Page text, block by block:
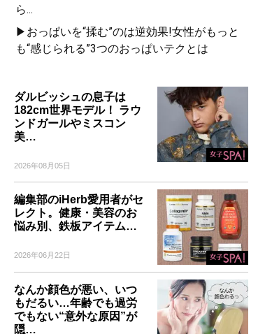
ら...
▶おっぱいを“揉む”のは逆効果!女性がもっと
も“感じられる”3つのおっぱいテクとは
ダルビッシュの息子は
182cm世界モデル！ ラウ
ンドガールやミスコン
美…
2026年08月05日
編集部のiHerb愛用者がセ
レクト。健康・美容のお
悩み別、鉄板アイテム…
2026年06月22日
なんか顔色が悪い、いつ
もだるい…年齢でも過労
でもない“意外な原因”が
隠…